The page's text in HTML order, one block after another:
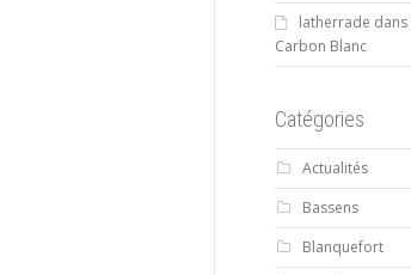
latherrade dans
Carbon Blanc
Catégories
Actualités
Bassens
Blanquefort